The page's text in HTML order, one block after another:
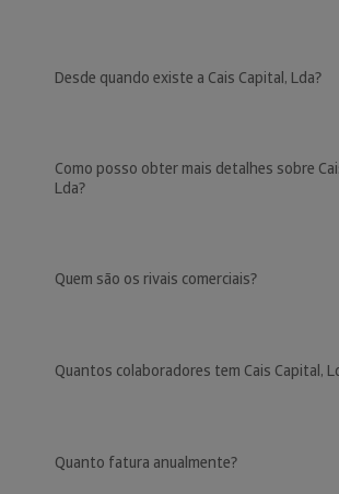
Desde quando existe a Cais Capital, Lda?
Como posso obter mais detalhes sobre
Lda?
Quem são os rivais comerciais?
Quantos colaboradores tem Cais Capital,
Quanto fatura anualmente?